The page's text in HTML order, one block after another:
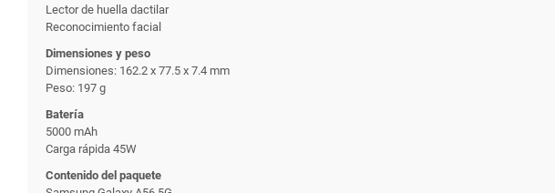
Lector de huella dactilar
Reconocimiento facial
Dimensiones y peso
Dimensiones: 162.2 x 77.5 x 7.4 mm
Peso: 197 g
Batería
5000 mAh
Carga rápida 45W
Contenido del paquete